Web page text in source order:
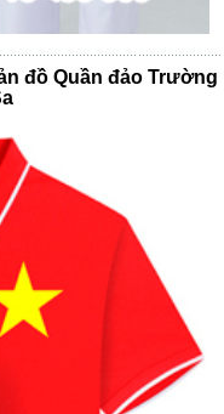
đồ Quần đảo Trường